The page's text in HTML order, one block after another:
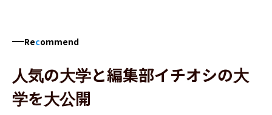
Recommend
人気の大学と編集部イチオシの大
学を大公開